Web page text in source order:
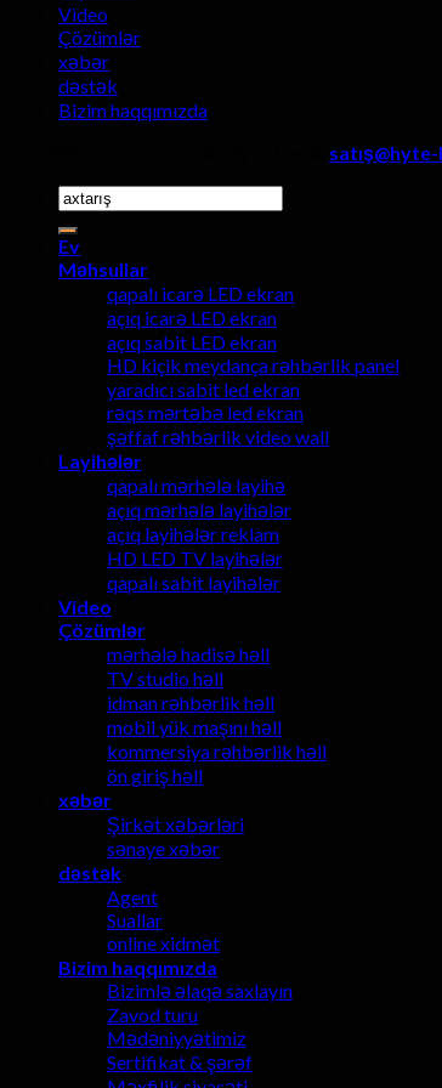
Video
Çözümlər
xəbər
dəstək
Bizim haqqımızda
Axtarmaq:
Ev
Məhsullar
qapalı icarə LED ekran
açıq icarə LED ekran
açıq sabit LED ekran
HD kiçik meydança rəhbərlik panel
yaradıcı sabit led ekran
rəqs mərtəbə led ekran
şəffaf rəhbərlik video wall
Layihələr
qapalı mərhələ layihə
açıq mərhələ layihələr
açıq layihələr reklam
HD LED TV layihələr
qapalı sabit layihələr
Video
Çözümlər
mərhələ hadisə həll
TV studio həll
idman rəhbərlik həll
mobil yük maşını həll
kommersiya rəhbərlik həll
ön giriş həll
xəbər
Şirkət xəbərləri
sənaye xəbər
dəstək
Agent
Suallar
online xidmət
Bizim haqqımızda
Bizimlə əlaqə saxlayın
Zavod turu
Mədəniyyətimiz
Sertifikat & şərəf